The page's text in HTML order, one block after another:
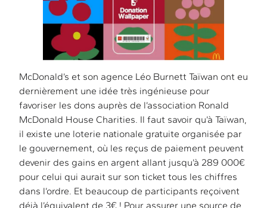
McDonald’s et son agence Léo Burnett Taïwan ont eu
dernièrement une idée très ingénieuse pour
favoriser les dons auprès de l’association Ronald
McDonald House Charities. Il faut savoir qu’à Taïwan,
il existe une loterie nationale gratuite organisée par
le gouvernement, où les reçus de paiement peuvent
devenir des gains en argent allant jusqu’à 289 000€
pour celui qui aurait sur son ticket tous les chiffres
dans l’ordre. Et beaucoup de participants reçoivent
déjà l’équivalent de 3€ ! Pour assurer une source de